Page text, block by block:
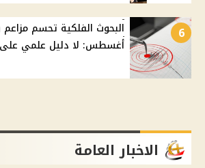
6
أغسطس: لا دليل علمي على
الاخبار العامة